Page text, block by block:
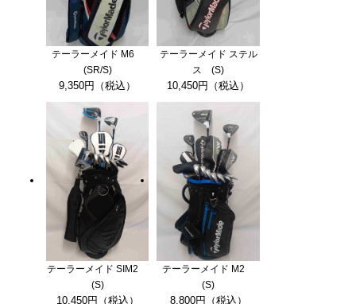
テーラーメイド M6
(SR/S)
9,350円（税込）
テーラーメイド ステル
ス (S)
10,450円（税込）
テーラーメイド SIM2
(S)
10,450円（税込）
テーラーメイド M2
(S)
8,800円（税込）